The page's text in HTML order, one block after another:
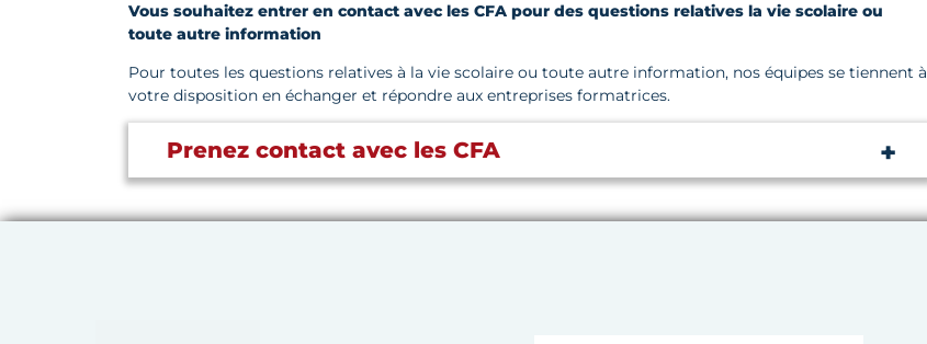
Vous souhaitez entrer en contact avec les CFA pour des questions relatives la vie scolaire ou
toute autre information
Pour toutes les questions relatives à la vie scolaire ou toute autre information, nos équipes se tiennent à
votre disposition en échanger et répondre aux entreprises formatrices.
Prenez contact avec les CFA